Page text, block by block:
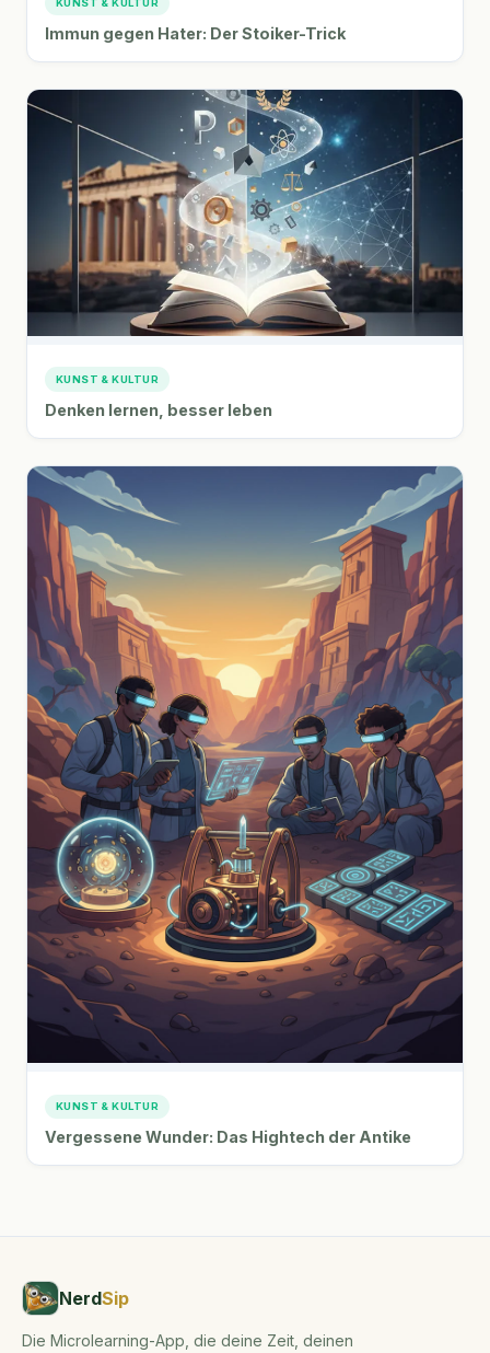
KUNST & KULTUR
Immun gegen Hater: Der Stoiker-Trick
KUNST & KULTUR
Denken lernen, besser leben
KUNST & KULTUR
Vergessene Wunder: Das Hightech der Antike
NerdSip
Die Microlearning-App, die deine Zeit, deinen